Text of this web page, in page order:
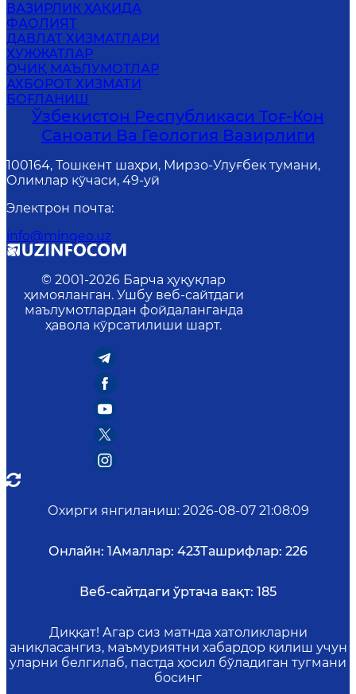
ВАЗИРЛИК ҲАҚИДА
ФАОЛИЯТ
ДАВЛАТ ХИЗМАТЛАРИ
ҲУЖЖАТЛАР
ОЧИҚ МАЪЛУМОТЛАР
АХБОРОТ ХИЗМАТИ
БОҒЛАНИШ
Ўзбекистон Республикаси Тоғ-Кон
Саноати Ва Геология Вазирлиги
100164, Тошкент шаҳри, Мирзо-Улуғбек тумани,
Олимлар кўчаси, 49-уй
Электрон почта:
info@mingeo.uz
© 2001-2026 Барча ҳуқуқлар
ҳимояланган. Ушбу веб-сайтдаги
маълумотлардан фойдаланганда
ҳавола кўрсатилиши шарт.
Охирги янгиланиш: 2026-08-07 21:08:09
Онлайн: 1Амаллар: 423Ташрифлар: 226
Веб-сайтдаги ўртача вақт: 185
Диққат! Агар сиз матнда хатоликларни
аниқласангиз, маъмуриятни хабардор қилиш учун
уларни белгилаб, пастда ҳосил бўладиган тугмани
босинг